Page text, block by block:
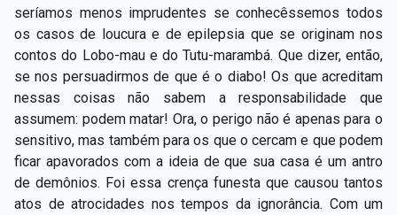
seríamos menos imprudentes se conhecêssemos todos
os casos de loucura e de epilepsia que se originam nos
contos do Lobo-mau e do Tutu-marambá. Que dizer, então,
se nos persuadirmos de que é o diabo! Os que acreditam
nessas coisas não sabem a responsabilidade que
assumem: podem matar! Ora, o perigo não é apenas para o
sensitivo, mas também para os que o cercam e que podem
ficar apavorados com a ideia de que sua casa é um antro
de demônios. Foi essa crença funesta que causou tantos
atos de atrocidades nos tempos da ignorância. Com um